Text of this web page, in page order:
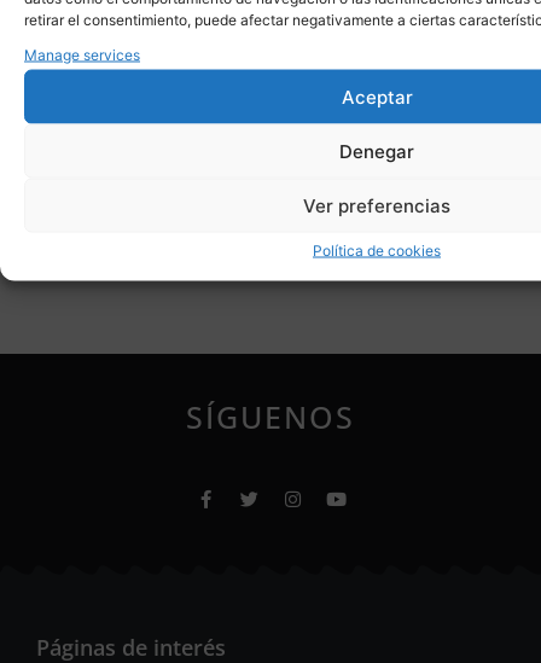
retirar el consentimiento, puede afectar negativamente a ciertas
Manage services
Aceptar
Denegar
Ver preferencias
Política de cookies
Anterior
SÍGUENOS
Páginas de interés